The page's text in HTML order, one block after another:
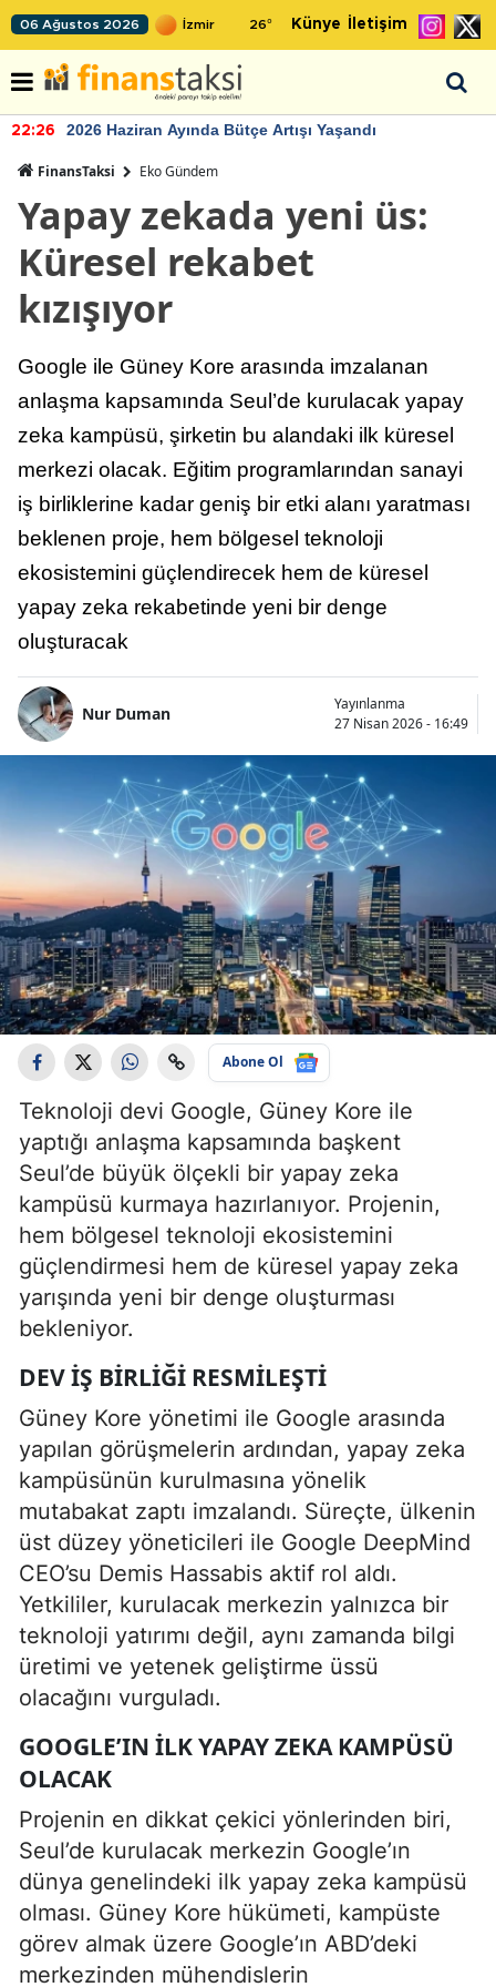
06 Ağustos 2026 26° Künye İletişim
22:26 2026 Haziran Ayında Bütçe Artışı Yaşandı
FinansTaksi Eko Gündem
Yapay zekada yeni üs:
Küresel rekabet
kızışıyor
Google ile Güney Kore arasında imzalanan
anlaşma kapsamında Seul’de kurulacak yapay
zeka kampüsü, şirketin bu alandaki ilk küresel
merkezi olacak. Eğitim programlarından sanayi
iş birliklerine kadar geniş bir etki alanı yaratması
beklenen proje, hem bölgesel teknoloji
ekosistemini güçlendirecek hem de küresel
yapay zeka rekabetinde yeni bir denge
oluşturacak
Nur Duman
Yayınlanma
27 Nisan 2026 - 16:49
Abone Ol
Teknoloji devi Google, Güney Kore ile
yaptığı anlaşma kapsamında başkent
Seul’de büyük ölçekli bir yapay zeka
kampüsü kurmaya hazırlanıyor. Projenin,
hem bölgesel teknoloji ekosistemini
güçlendirmesi hem de küresel yapay zeka
yarışında yeni bir denge oluşturması
bekleniyor.
DEV IŞ BIRLIĞI RESMILEŞTI
Güney Kore yönetimi ile Google arasında
yapılan görüşmelerin ardından, yapay zeka
kampüsünün kurulmasına yönelik
mutabakat zaptı imzalandı. Süreçte, ülkenin
üst düzey yöneticileri ile Google DeepMind
CEO’su Demis Hassabis aktif rol aldı.
Yetkililer, kurulacak merkezin yalnızca bir
teknoloji yatırımı değil, aynı zamanda bilgi
üretimi ve yetenek geliştirme üssü
olacağını vurguladı.
GOOGLE’IN ILK YAPAY ZEKA KAMPÜSÜ
OLACAK
Projenin en dikkat çekici yönlerinden biri,
Seul’de kurulacak merkezin Google’ın
dünya genelindeki ilk yapay zeka kampüsü
olması. Güney Kore hükümeti, kampüste
görev almak üzere Google’ın ABD’deki
merkezinden mühendislerin